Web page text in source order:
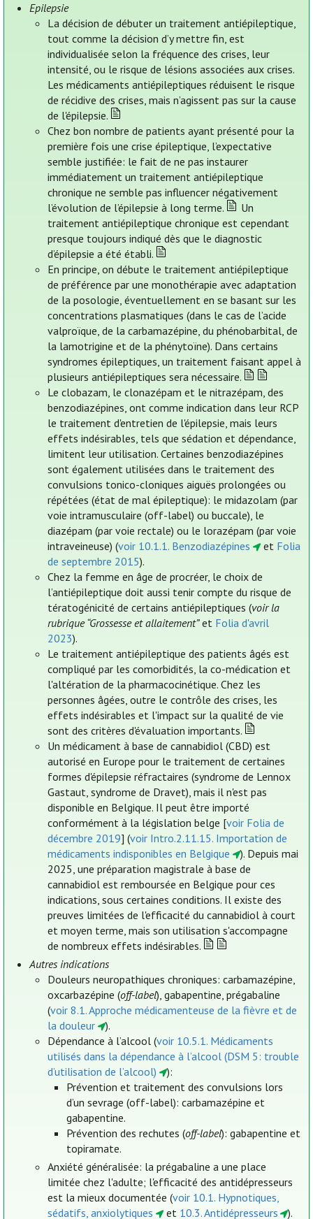
Epilepsie
La décision de débuter un traitement antiépileptique,
tout comme la décision d’y mettre fin, est
individualisée selon la fréquence des crises, leur
intensité, ou le risque de lésions associées aux crises.
Les médicaments antiépileptiques réduisent le risque
de récidive des crises, mais n’agissent pas sur la cause
de l'épilepsie.
Chez bon nombre de patients ayant présenté pour la
première fois une crise épileptique, l’expectative
semble justifiée: le fait de ne pas instaurer
immédiatement un traitement antiépileptique
chronique ne semble pas influencer négativement
l’évolution de l’épilepsie à long terme.
Un
traitement antiépileptique chronique est cependant
presque toujours indiqué dès que le diagnostic
d’épilepsie a été établi.
En principe, on débute le traitement antiépileptique
de préférence par une monothérapie avec adaptation
de la posologie, éventuellement en se basant sur les
concentrations plasmatiques (dans le cas de l’acide
valproïque, de la carbamazépine, du phénobarbital, de
la lamotrigine et de la phénytoïne). Dans certains
syndromes épileptiques, un traitement faisant appel à
plusieurs antiépileptiques sera nécessaire.
Le clobazam, le clonazépam et le nitrazépam, des
benzodiazépines, ont comme indication dans leur RCP
le traitement d'entretien de l'épilepsie, mais leurs
effets indésirables, tels que sédation et dépendance,
limitent leur utilisation. Certaines benzodiazépines
sont également utilisées dans le traitement des
convulsions tonico-cloniques aiguës prolongées ou
répétées (état de mal épileptique): le midazolam (par
voie intramusculaire (off-label) ou buccale), le
diazépam (par voie rectale) ou le lorazépam (par voie
intraveineuse) (voir 10.1.1. Benzodiazépines et Folia
de septembre 2015).
Chez la femme en âge de procréer, le choix de
l’antiépileptique doit aussi tenir compte du risque de
tératogénicité de certains antiépileptiques (voir la
rubrique “Grossesse et allaitement”et Folia d'avril
2023).
Le traitement antiépileptique des patients âgés est
compliqué par les comorbidités, la co-médication et
l'altération de la pharmacocinétique. Chez les
personnes âgées, outre le contrôle des crises, les
effets indésirables et l'impact sur la qualité de vie
sont des critères d'évaluation importants.
Un médicament à base de cannabidiol (CBD) est
autorisé en Europe pour le traitement de certaines
formes d'épilepsie réfractaires (syndrome de Lennox
Gastaut, syndrome de Dravet), mais il n'est pas
disponible en Belgique. Il peut être importé
conformément à la législation belge [voir Folia de
décembre 2019] (voir Intro.2.11.15. Importation de
médicaments indisponibles en Belgique
). Depuis mai
2025, une préparation magistrale à base de
cannabidiol est remboursée en Belgique pour ces
indications, sous certaines conditions. Il existe des
preuves limitées de l'efficacité du cannabidiol à court
et moyen terme, mais son utilisation s'accompagne
de nombreux effets indésirables.
Autres indications
Douleurs neuropathiques chroniques: carbamazépine,
oxcarbazépine (off-label), gabapentine, prégabaline
(voir 8.1. Approche médicamenteuse de la fièvre et de
la douleur
).
Dépendance à l’alcool (voir 10.5.1. Médicaments
utilisés dans la dépendance à l’alcool (DSM 5: trouble
d’utilisation de l’alcool)
):
Prévention et traitement des convulsions lors
d’un sevrage (off-label): carbamazépine et
gabapentine.
Prévention des rechutes (off-label): gabapentine et
topiramate.
Anxiété généralisée: la prégabaline a une place
limitée chez l'adulte; l'efficacité des antidépresseurs
est la mieux documentée (voir 10.1. Hypnotiques,
sédatifs, anxiolytiques
et 10.3. Antidépresseurs ).